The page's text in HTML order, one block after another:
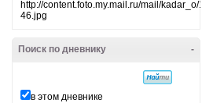
http://content.foto.my.mail.ru/mail/kadar_o/10/i-
46.jpg
-
Поиск по дневнику
в этом дневнике